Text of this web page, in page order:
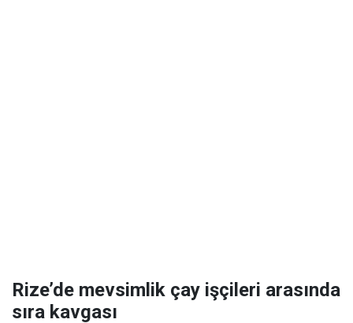
Rize’de mevsimlik çay işçileri arasında
sıra kavgası